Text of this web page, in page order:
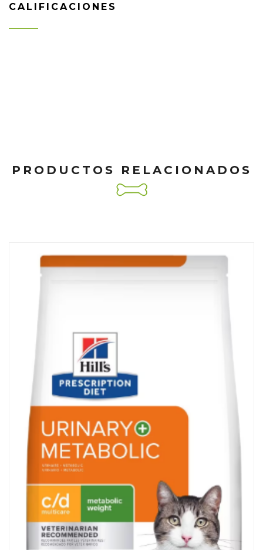
CALIFICACIONES
PRODUCTOS RELACIONADOS